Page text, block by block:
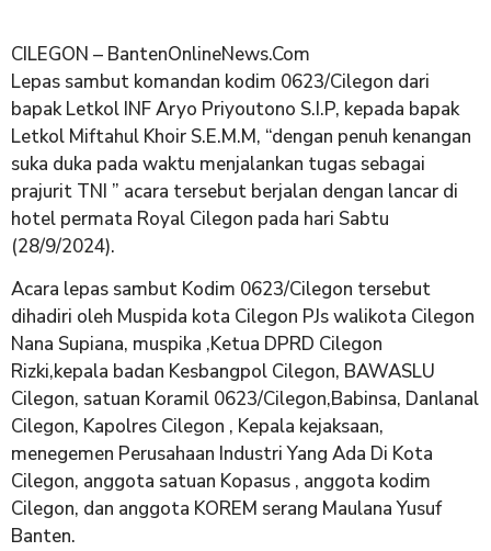
CILEGON – BantenOnlineNews.Com
Lepas sambut komandan kodim 0623/Cilegon dari
bapak Letkol INF Aryo Priyoutono S.I.P, kepada bapak
Letkol Miftahul Khoir S.E.M.M, “dengan penuh kenangan
suka duka pada waktu menjalankan tugas sebagai
prajurit TNI ” acara tersebut berjalan dengan lancar di
hotel permata Royal Cilegon pada hari Sabtu
(28/9/2024).
Acara lepas sambut Kodim 0623/Cilegon tersebut
dihadiri oleh Muspida kota Cilegon PJs walikota Cilegon
Nana Supiana, muspika ,Ketua DPRD Cilegon
Rizki,kepala badan Kesbangpol Cilegon, BAWASLU
Cilegon, satuan Koramil 0623/Cilegon,Babinsa, Danlanal
Cilegon, Kapolres Cilegon , Kepala kejaksaan,
menegemen Perusahaan Industri Yang Ada Di Kota
Cilegon, anggota satuan Kopasus , anggota kodim
Cilegon, dan anggota KOREM serang Maulana Yusuf
Banten.